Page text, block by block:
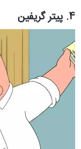
4. پیتر گریفین